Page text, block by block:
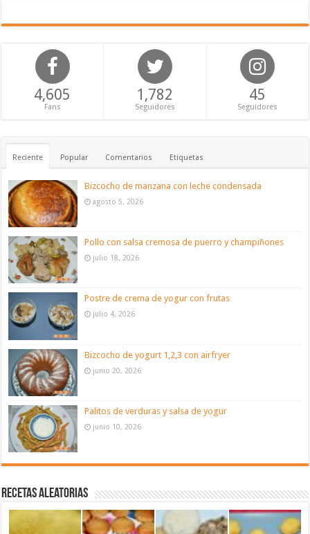
4,605
Fans
1,782
Seguidores
45
Seguidores
Reciente Popular Comentarios Etiquetas
Bizcocho de manzana con leche condensada
agosto 5, 2026
Pollo con salsa cremosa de puerro y champiñones
julio 18, 2026
Postre de crema de yogur con frutas
julio 4, 2026
Bizcocho de yogurt 1,2,3 con airfryer
junio 20, 2026
Palitos de verduras y salsa de yogur
junio 10, 2026
Recetas aleatorias